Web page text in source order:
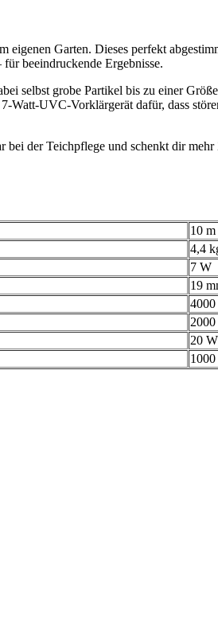
eigenen Garten. Dieses perfekt
beeindruckende Ergebnisse.
selbst grobe Partikel bis zu einer
Watt-UVC-Vorklärgerät dafür, dass
der Teichpflege und schenkt dir
10 m
4,4
7 W
19
20 W